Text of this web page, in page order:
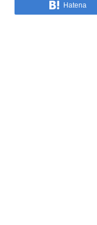
Hatena